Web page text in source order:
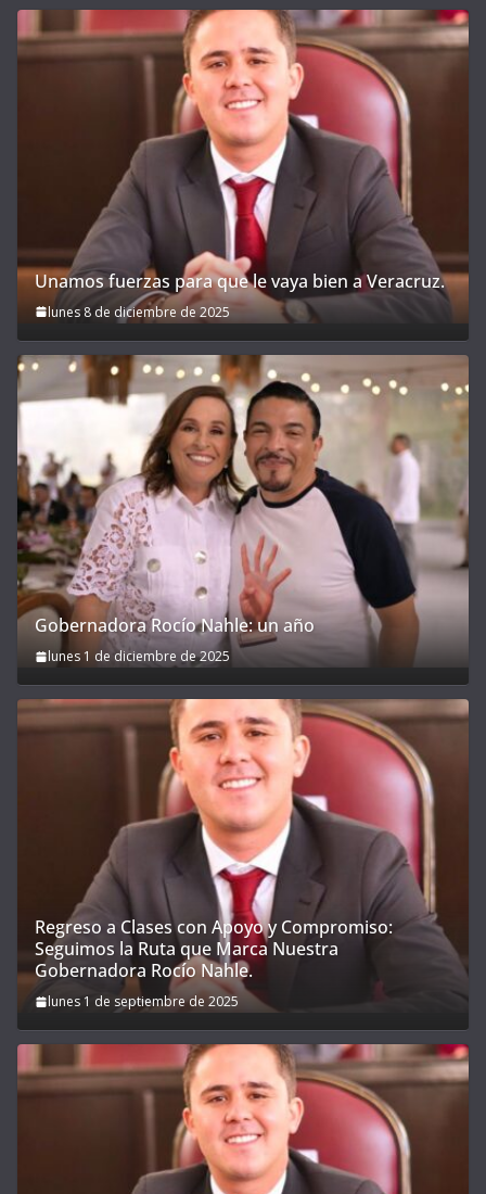
Unamos fuerzas para que le vaya bien a Veracruz.
lunes 8 de diciembre de 2025
Gobernadora Rocío Nahle: un año
lunes 1 de diciembre de 2025
Regreso a Clases con Apoyo y Compromiso:
Seguimos la Ruta que Marca Nuestra
Gobernadora Rocío Nahle.
lunes 1 de septiembre de 2025